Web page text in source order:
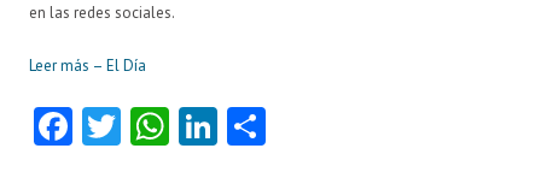
en las redes sociales.
Leer más – El Día
Fa T W Li